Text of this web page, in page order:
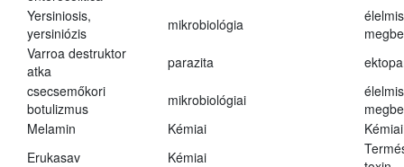
Yersiniosis,
yersiniózis
mikrobiológia
Varroa destruktor
atka
parazita
csecsemőkori
botulizmus
mikrobiológiai
Melamin
Kémiai
Kémiai
Erukasav
Kémiai